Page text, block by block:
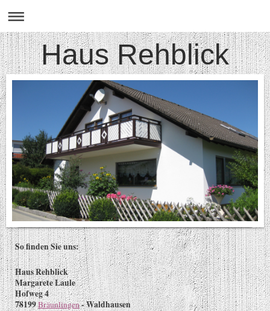
Haus Rehblick
So finden Sie uns:
Haus Rehblick
Margarete Laule
Hofweg 4
78199Bräunlingen- Waldhausen